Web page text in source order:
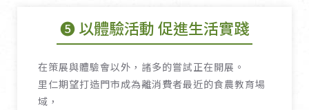
➎ 以體驗活動 促進生活實踐
在策展與體驗會以外，諸多的嘗試正在開展。
里仁期望打造門市成為離消費者最近的食農教育場
域，